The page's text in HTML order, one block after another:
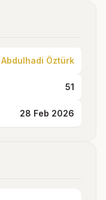
Abdulhadi Öztürk
51
28 Feb 2026